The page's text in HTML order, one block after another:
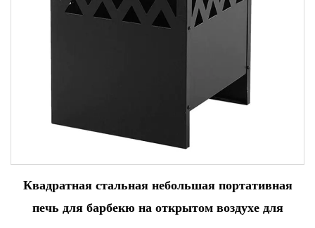
Квадратная стальная небольшая портативная
печь для барбекю на открытом воздухе для